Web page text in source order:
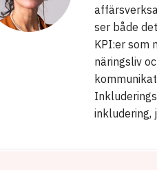
ser både
KPI:er som
näringsliv
inkludering,